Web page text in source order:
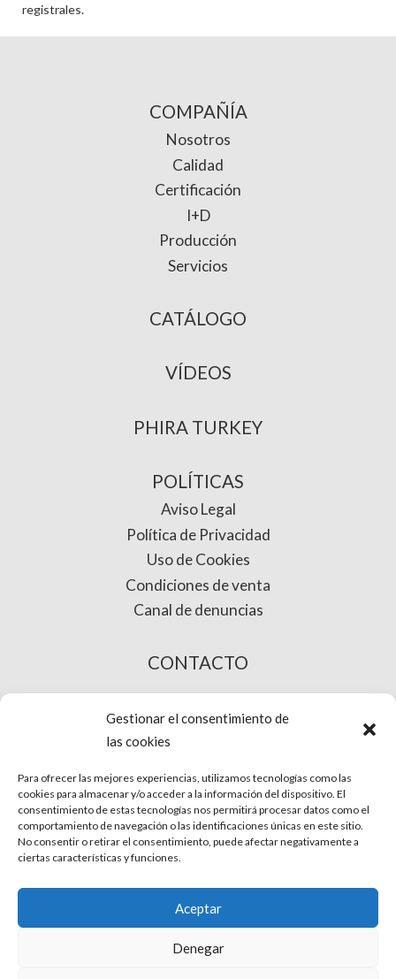
Gestionar el consentimiento de
las cookies
Para ofrecer las mejores experiencias, utilizamos tecnologías como las
cookies para almacenar y/o acceder a la información del dispositivo. El
consentimiento de estas tecnologías nos permitirá procesar datos como el
comportamiento de navegación o las identificaciones únicas en este sitio.
No consentir o retirar el consentimiento, puede afectar negativamente a
ciertas características y funciones.
Aceptar
Denegar
registrales.
COMPAÑÍA
Nosotros
Calidad
Certificación
I+D
Producción
Servicios
CATÁLOGO
VÍDEOS
PHIRA TURKEY
POLÍTICAS
Aviso Legal
Política de Privacidad
Uso de Cookies
Condiciones de venta
Canal de denuncias
CONTACTO
COMPRA ONLINE
Protección de datos